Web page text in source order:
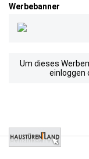
Werbebanner
Um dieses
einloggen